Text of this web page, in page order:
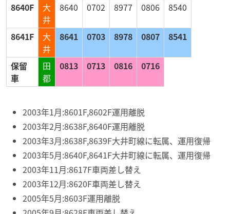
8640F
大
井
8640 0702 8977 0806 8540
8641F
大
井
8641 0703 8978 0807 8541
保留
車
田
都
0813 0713 0816 0716
2003年1月:8601F,8602F運用離脱
2003年2月:8638F,8640F運用離脱
2003年3月:8638F,8639F大井町線に転属、運用復帰
2003年5月:8640F,8641F大井町線に転属、運用復帰
2003年11月:8617F車両差し替え
2003年12月:8620F車両差し替え
2005年5月:8603F運用離脱